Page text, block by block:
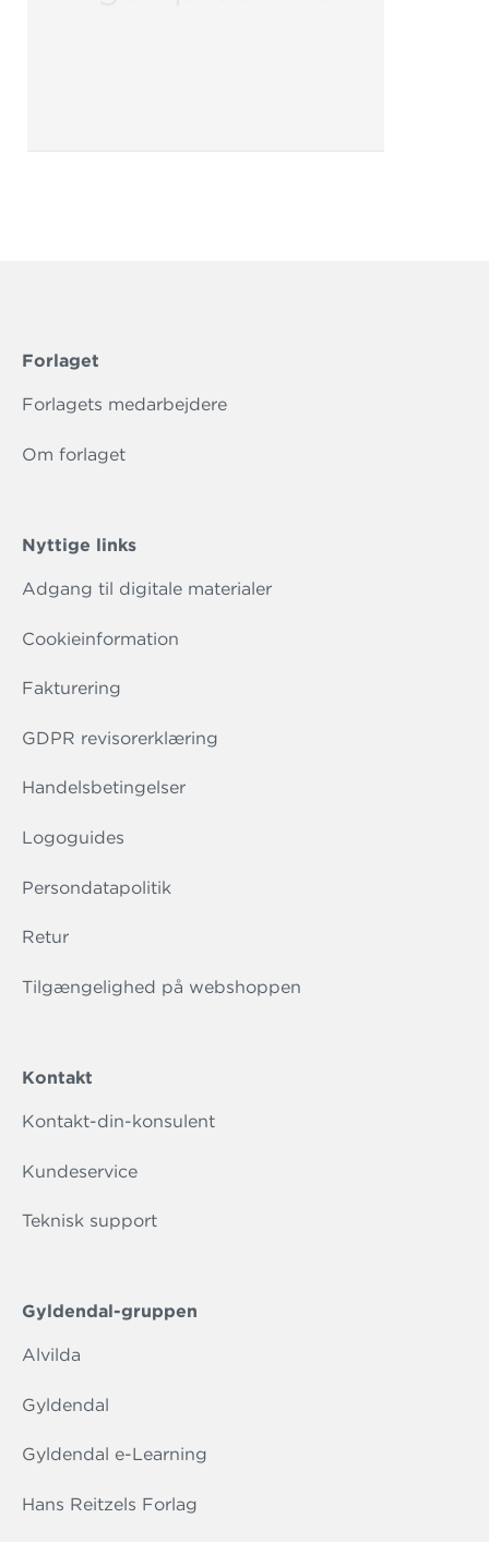
Forlaget
Forlagets medarbejdere
Om forlaget
Nyttige links
Adgang til digitale materialer
Cookieinformation
Fakturering
GDPR revisorerklæring
Handelsbetingelser
Logoguides
Persondatapolitik
Retur
Tilgængelighed på webshoppen
Kontakt
Kontakt-din-konsulent
Kundeservice
Teknisk support
Gyldendal-gruppen
Alvilda
Gyldendal
Gyldendal e-Learning
Hans Reitzels Forlag